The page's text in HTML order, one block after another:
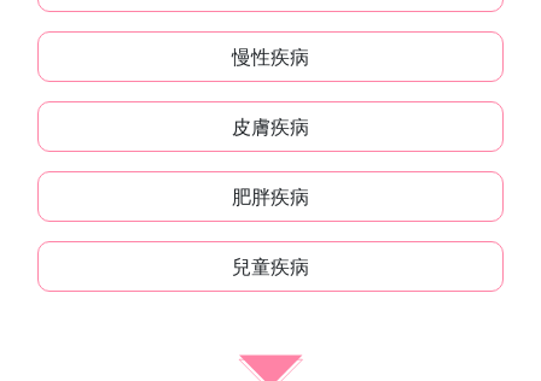
慢性疾病
皮膚疾病
肥胖疾病
兒童疾病